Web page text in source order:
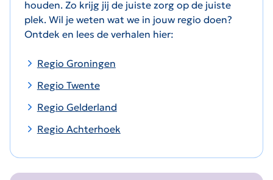
houden. Zo krijg jij de juiste zorg op de juiste
plek. Wil je weten wat we in jouw regio doen?
Ontdek en lees de verhalen hier:
Regio Groningen
Regio Twente
Regio Gelderland
Regio Achterhoek